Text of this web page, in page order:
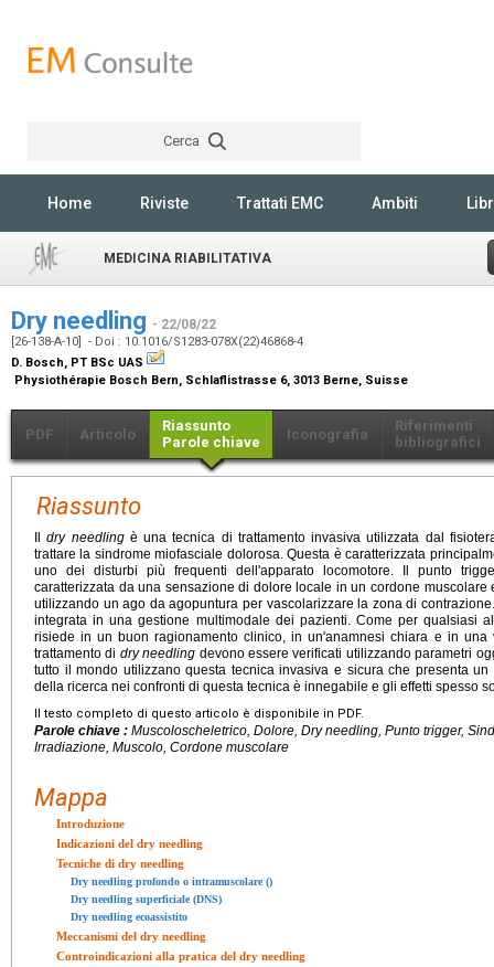
Cerca
Home Riviste Trattati EMC Ambiti
MEDICINA RIABILITATIVA
Dry needling - 22/08/22
[26-138-A-10] - Doi : 10.1016/S1283-078X(22)46868-4
D. Bosch, PT BSc UAS
Physiothérapie Bosch Bern, Schlaflistrasse 6, 3013 Berne, Suisse
PDF Articolo
Riassunto
Parole chiave
Iconografia
Riferimenti
bibliografici
Riassunto
Ildry needlingè una tecnica di trattamento invasiva utilizzata dal
trattare la sindrome miofasciale dolorosa. Questa è caratterizzata
uno dei disturbi più frequenti dell'apparato locomotore. Il punto
caratterizzata da una sensazione di dolore locale in un cordone muscolare
utilizzando un ago da agopuntura per vascolarizzare la zona di
integrata in una gestione multimodale dei pazienti. Come per qualsiasi
risiede in un buon ragionamento clinico, in un'anamnesi chiara e in una
trattamento di dry needling devono essere verificati utilizzando parametri
tutto il mondo utilizzano questa tecnica invasiva e sicura che presenta
della ricerca nei confronti di questa tecnica è innegabile e gli effetti spesso
Il testo completo di questo articolo è disponibile in PDF.
Parole chiave : Muscoloscheletrico, Dolore, Dry needling, Punto trigger,
Irradiazione, Muscolo, Cordone muscolare
Mappa
Introduzione
Indicazioni del dry needling
Tecniche di dry needling
Dry needling profondo o intramuscolare ()
Dry needling superficiale (DNS)
Dry needling ecoassistito
Meccanismi del dry needling
Controindicazioni alla pratica del dry needling